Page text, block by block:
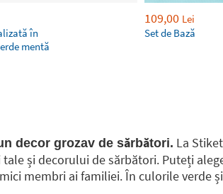
în
mentă
109,00 Lei
Set de Bază
decor grozav de sărbători. La
și decorului de sărbători. Puteți
membri ai familiei. În culorile verde